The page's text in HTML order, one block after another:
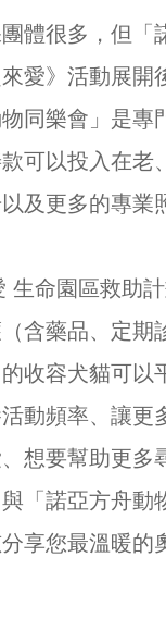
體很多，但「
愛》活動展
同樂會」是專
可以投入在老
及更多的專業
生命園區救助
含藥品、定期
收容犬貓可以
動頻率、讓更
想要幫助更多
「諾亞方舟動
享您最溫暖的